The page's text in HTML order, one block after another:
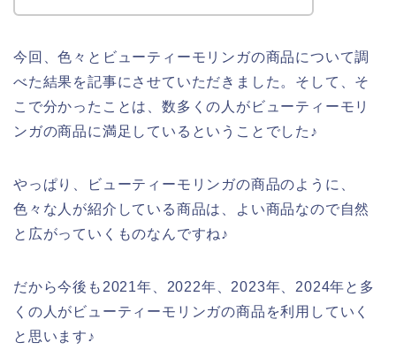
今回、色々とビューティーモリンガの商品について調
べた結果を記事にさせていただきました。そして、そ
こで分かったことは、数多くの人がビューティーモリ
ンガの商品に満足しているということでした♪
やっぱり、ビューティーモリンガの商品のように、
色々な人が紹介している商品は、よい商品なので自然
と広がっていくものなんですね♪
だから今後も2021年、2022年、2023年、2024年と多
くの人がビューティーモリンガの商品を利用していく
と思います♪